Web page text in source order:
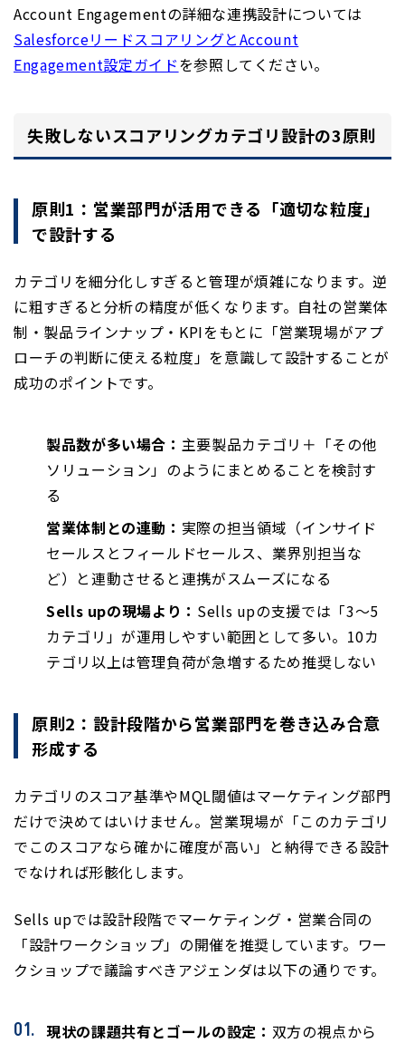
Account Engagementの詳細な連携設計については
SalesforceリードスコアリングとAccount
Engagement設定ガイドを参照してください。
失敗しないスコアリングカテゴリ設計の3原則
原則1：営業部門が活用できる「適切な粒度」
で設計する
カテゴリを細分化しすぎると管理が煩雑になります。逆
に粗すぎると分析の精度が低くなります。自社の営業体
制・製品ラインナップ・KPIをもとに「営業現場がアプ
ローチの判断に使える粒度」を意識して設計することが
成功のポイントです。
製品数が多い場合： 主要製品カテゴリ＋「その他
ソリューション」のようにまとめることを検討す
る
営業体制との連動： 実際の担当領域（インサイド
セールスとフィールドセールス、業界別担当な
ど）と連動させると連携がスムーズになる
Sells upの現場より： Sells upの支援では「3〜5
カテゴリ」が運用しやすい範囲として多い。10カ
テゴリ以上は管理負荷が急増するため推奨しない
原則2：設計段階から営業部門を巻き込み合意
形成する
カテゴリのスコア基準やMQL閾値はマーケティング部門
だけで決めてはいけません。営業現場が「このカテゴリ
でこのスコアなら確かに確度が高い」と納得できる設計
でなければ形骸化します。
Sells upでは設計段階でマーケティング・営業合同の
「設計ワークショップ」の開催を推奨しています。ワー
クショップで議論すべきアジェンダは以下の通りです。
現状の課題共有とゴールの設定： 双方の視点から